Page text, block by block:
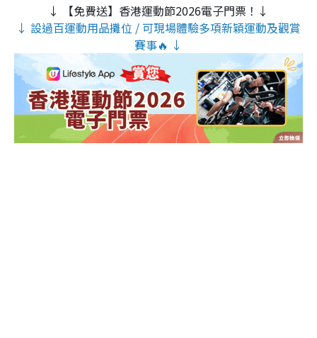
↓ 【免費送】香港運動節2026電子門票！↓
↓ 設過百運動用品攤位 / 可現場體驗多項新穎運動及觀賞
賽事🔥 ↓